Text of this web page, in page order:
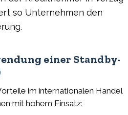
so Unternehmen den
einer Standby-
im internationalen Handel
mit hohem Einsatz: